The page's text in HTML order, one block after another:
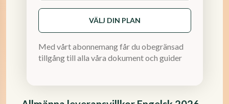
VÄLJ DIN PLAN
Med vårt abonnemang får du obegränsad
tillgång till alla våra dokument och guider